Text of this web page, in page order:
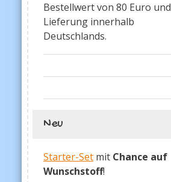
Bestellwert von 80 Euro und
Lieferung innerhalb
Deutschlands.
Neu
Starter-Set mit Chance auf
Wunschstoff!